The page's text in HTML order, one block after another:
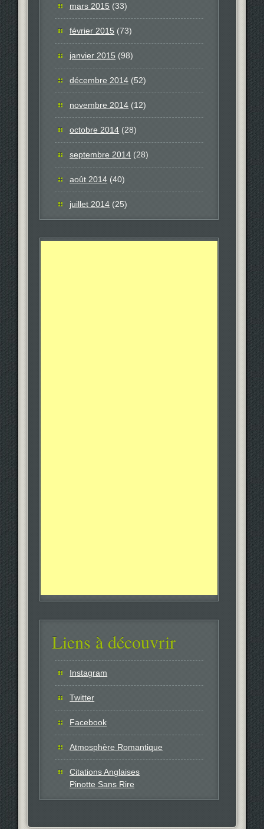
mars 2015 (33)
février 2015 (73)
janvier 2015 (98)
décembre 2014 (52)
novembre 2014 (12)
octobre 2014 (28)
septembre 2014 (28)
août 2014 (40)
juillet 2014 (25)
Liens à découvrir
Instagram
Twitter
Facebook
Atmosphère Romantique
Citations Anglaises
Pinotte Sans Rire